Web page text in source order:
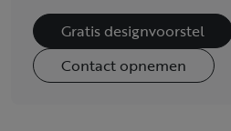
Gratis designvoorstel
Contact opnemen